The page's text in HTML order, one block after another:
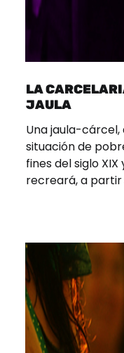
LA
JAULA
Una jaula-
situación de
fines del siglo
recreará, a